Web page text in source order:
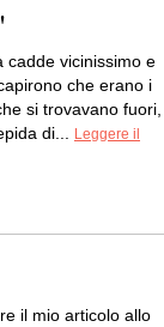
cadde vicinissimo e
che erano i
si trovavano fuori,
di...
Leggere il
il mio articolo allo